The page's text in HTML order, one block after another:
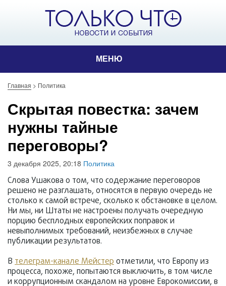
МЕНЮ
Главная > Политика
Скрытая повестка: зачем
нужны тайные
переговоры?
3 декабря 2025, 20:18 Политика
Слова Ушакова о том, что содержание переговоров
решено не разглашать, относятся в первую очередь не
столько к самой встрече, сколько к обстановке в целом.
Ни мы, ни Штаты не настроены получать очередную
порцию бесплодных европейских поправок и
невыполнимых требований, неизбежных в случае
публикации результатов.
В телеграм-канале Мейстеротметили, что Европу из
процесса, похоже, попытаются выключить, в том числе
и коррупционным скандалом на уровне Еврокомиссии, в